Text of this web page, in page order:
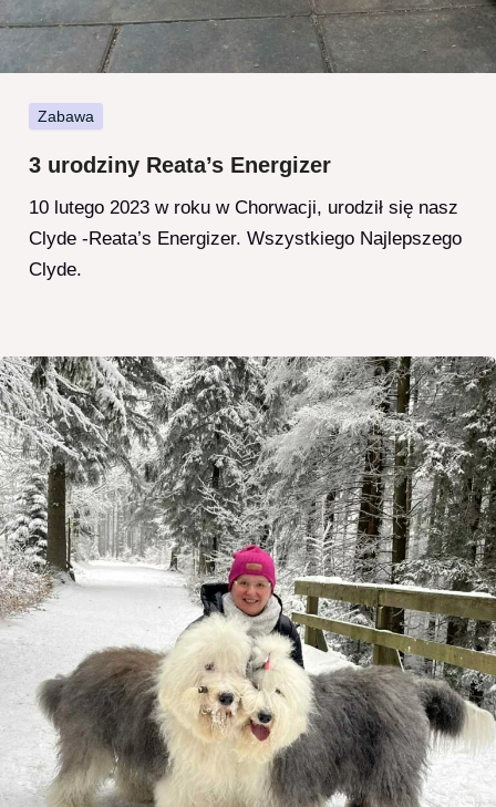
Zabawa
3 urodziny Reata’s Energizer
10 lutego 2023 w roku w Chorwacji, urodził się nasz
Clyde -Reata’s Energizer. Wszystkiego Najlepszego
Clyde.